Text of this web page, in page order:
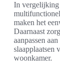
In vergelijking
maken het
Daarnaast
aanpassen
slaapplaatsen
woonkamer.